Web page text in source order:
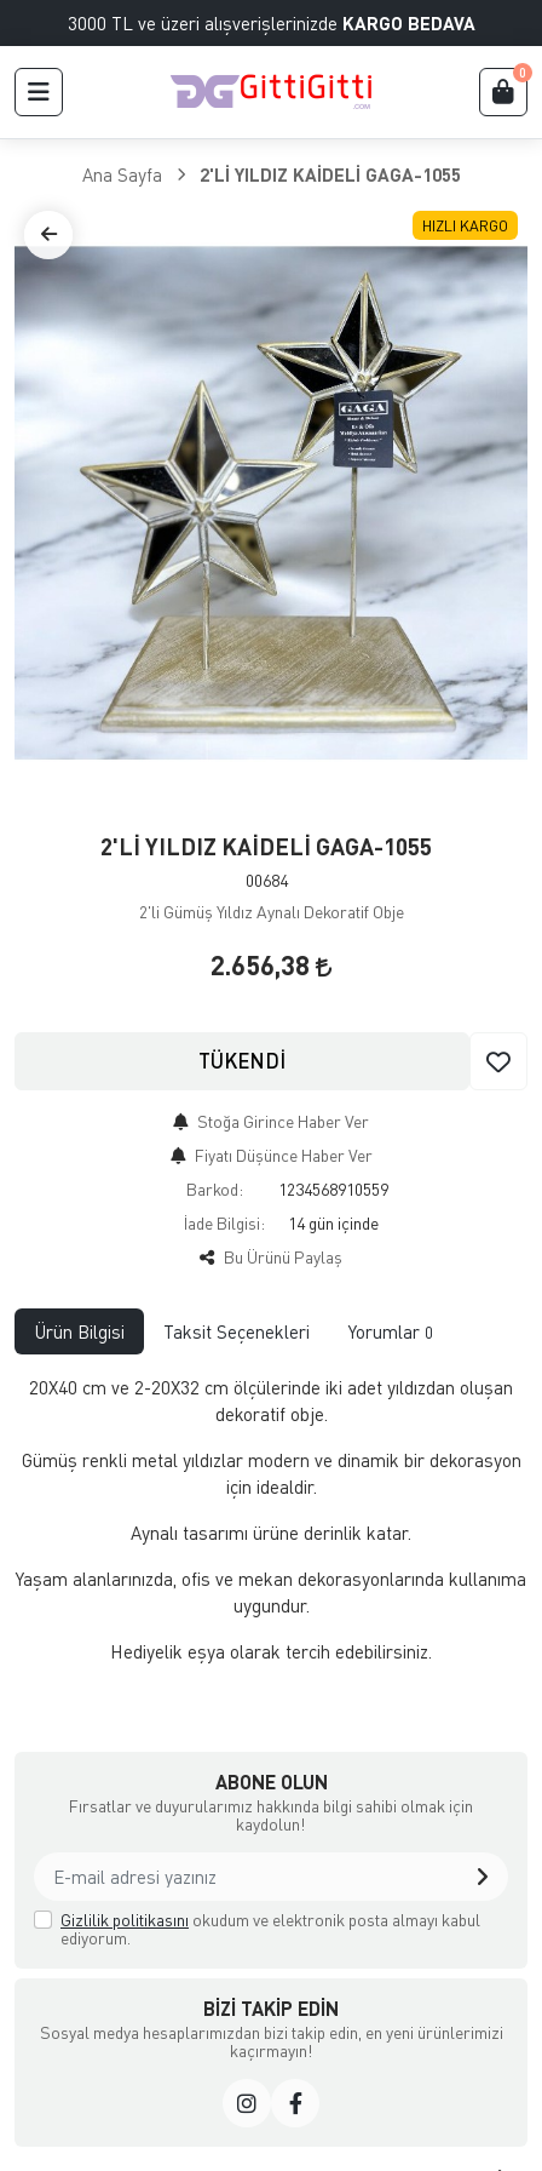
3000 TL ve üzeri alışverişlerinizde KARGO BEDAVA
0
Ana Sayfa 2'Lİ YILDIZ KAİDELİ GAGA-1055
HIZLI KARGO
2'Lİ YILDIZ KAİDELİ GAGA-1055
00684
2'li Gümüş Yıldız Aynalı Dekoratif Obje
2.656,38
TÜKENDİ
Stoğa Girince Haber Ver
Fiyatı Düşünce Haber Ver
Barkod:
1234568910559
İade Bilgisi:
Bu Ürünü Paylaş
Ürün Bilgisi Taksit Seçenekleri Yorumlar 0
20X40 cm ve 2-20X32 cm ölçülerinde iki adet yıldızdan oluşan
dekoratif obje.
Gümüş renkli metal yıldızlar modern ve dinamik bir dekorasyon
için idealdir.
Aynalı tasarımı ürüne derinlik katar.
Yaşam alanlarınızda, ofis ve mekan dekorasyonlarında kullanıma
uygundur.
Hediyelik eşya olarak tercih edebilirsiniz.
ABONE OLUN
Fırsatlar ve duyurularımız hakkında bilgi sahibi olmak için
kaydolun!
Gizlilik politikasını okudum ve elektronik posta almayı kabul
ediyorum.
BIZI TAKIP EDIN
Sosyal medya hesaplarımızdan bizi takip edin, en yeni ürünlerimizi
kaçırmayın!